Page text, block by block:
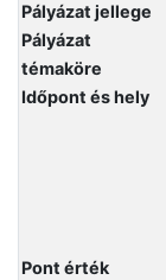
Pályázat jellege
Pályázat
témaköre
Időpont és hely
Pont érték